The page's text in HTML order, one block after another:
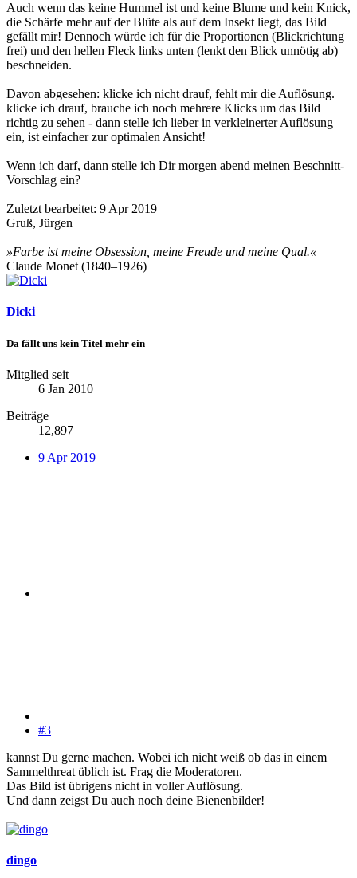
Auch wenn das keine Hummel ist und keine Blume und kein Knick,
die Schärfe mehr auf der Blüte als auf dem Insekt liegt, das Bild
gefällt mir! Dennoch würde ich für die Proportionen (Blickrichtung
frei) und den hellen Fleck links unten (lenkt den Blick unnötig ab)
beschneiden.
Davon abgesehen: klicke ich nicht drauf, fehlt mir die Auflösung.
klicke ich drauf, brauche ich noch mehrere Klicks um das Bild
richtig zu sehen - dann stelle ich lieber in verkleinerter Auflösung
ein, ist einfacher zur optimalen Ansicht!
Wenn ich darf, dann stelle ich Dir morgen abend meinen Beschnitt-
Vorschlag ein?
Zuletzt bearbeitet: 9 Apr 2019
Gruß, Jürgen
»Farbe ist meine Obsession, meine Freude und meine Qual.«
Claude Monet (1840–1926)
Dicki
Da fällt uns kein Titel mehr ein
Mitglied seit
6 Jan 2010
Beiträge
12,897
9 Apr 2019
#3
kannst Du gerne machen. Wobei ich nicht weiß ob das in einem
Sammelthreat üblich ist. Frag die Moderatoren.
Das Bild ist übrigens nicht in voller Auflösung.
Und dann zeigst Du auch noch deine Bienenbilder!
dingo